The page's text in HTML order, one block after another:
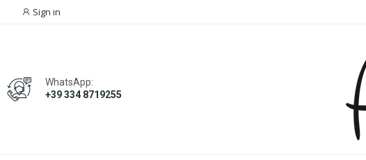
Sign in
WhatsApp:
+39 334 8719255